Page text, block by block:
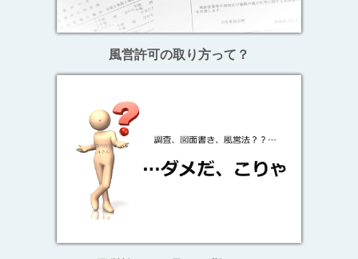
風営許可の取り方って？